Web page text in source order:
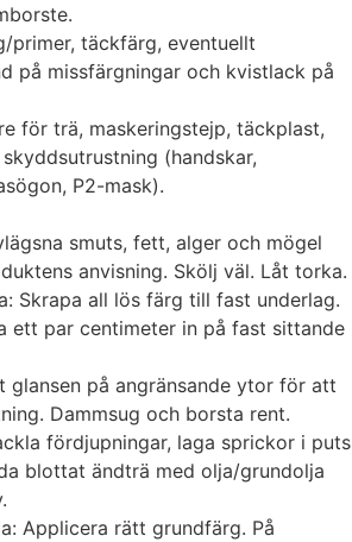
primer, täckfärg, eventuellt
på missfärgningar och kvistlack på
för trä, maskeringstejp, täckplast,
(handskar,
P2-mask).
smuts, fett, alger och mögel
anvisning. Skölj väl. Låt torka.
Skrapa all lös färg till fast underlag.
ett par centimeter in på fast sittande
glansen på angränsande ytor för att
Dammsug och borsta rent.
fördjupningar, laga sprickor i puts
blottat ändträ med olja/grundolja
Applicera rätt grundfärg. På